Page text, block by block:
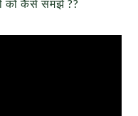
को कैसे समझे ??